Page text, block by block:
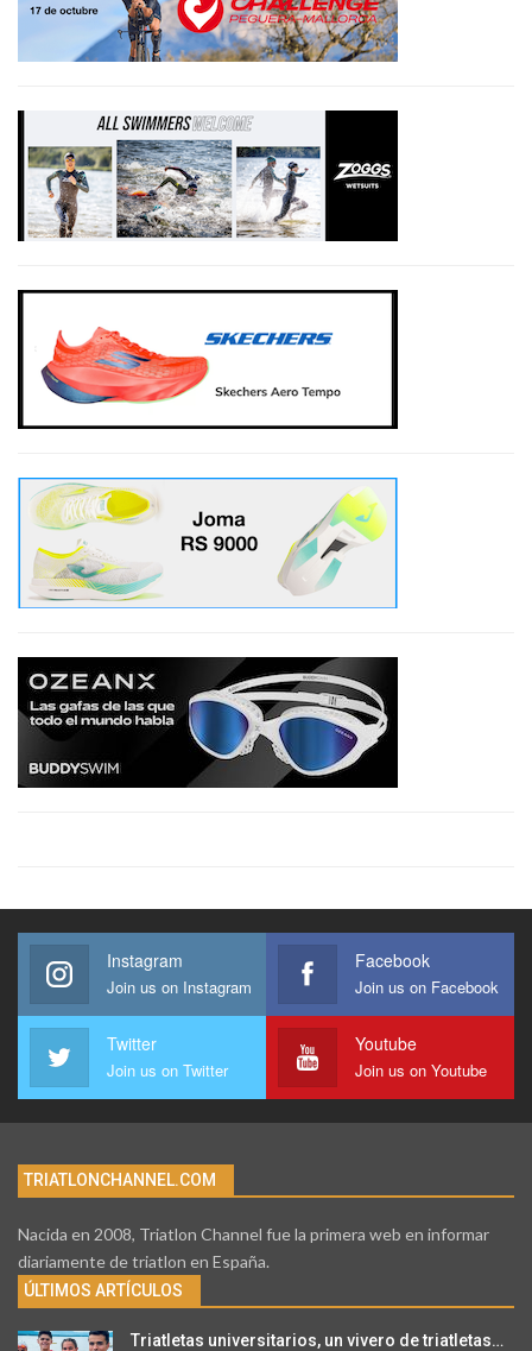
Instagram
Join us on Instagram
Facebook
Join us on Facebook
Twitter
Join us on Twitter
Youtube
Join us on Youtube
TRIATLONCHANNEL.COM
Nacida en 2008, Triatlon Channel fue la primera web en informar
diariamente de triatlon en España.
ÚLTIMOS ARTÍCULOS
Triatletas universitarios, un vivero de triatletas…